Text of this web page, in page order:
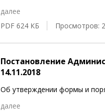
далее
PDF 624 КБ
Просмотров:
Постановление
14.11.2018
Об утверждении формы и
далее